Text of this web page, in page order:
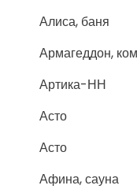
Алиса, баня
Армагеддон,
Артика-НН
Асто
Асто
Афина, сауна